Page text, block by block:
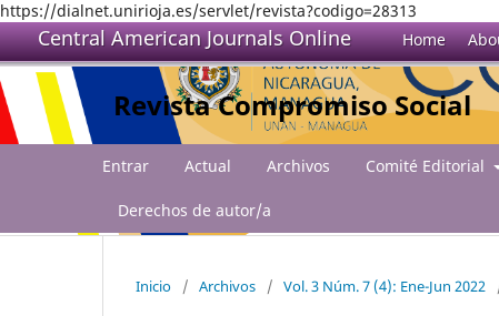
https://dialnet.unirioja.es/servlet/revista?codigo=28313
Central American Journals Online Home
Revista Compromiso Social
Entrar Actual Archivos Comité Editorial
Derechos de autor/a
Inicio / Archivos / Vol. 3 Núm. 7 (4): Ene-Jun 2022